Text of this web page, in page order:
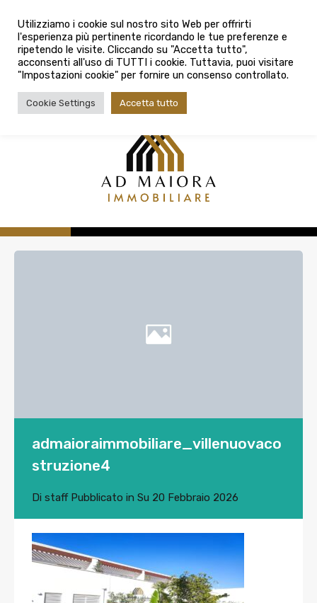
080 3759025
Città
Tipologia contratto
Tipologia contratto
admaioraimmobiliare_villenuovaco
struzione4
Di staffPubblicato in Su 20 Febbraio 2026
Utilizziamo i cookie sul nostro sito Web per offrirti
l'esperienza più pertinente ricordando le tue preferenze e
ripetendo le visite. Cliccando su "Accetta tutto",
acconsenti all'uso di TUTTI i cookie. Tuttavia, puoi visitare
"Impostazioni cookie" per fornire un consenso controllato.
Cookie Settings Accetta tutto